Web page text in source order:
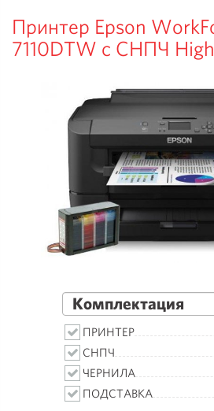
Принтер Epson
7110DTW с СНПЧ
Комплектация
ПРИНТЕР
СНПЧ
ЧЕРНИЛА
ПОДСТАВКА